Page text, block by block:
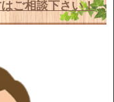
ご相談下さい！